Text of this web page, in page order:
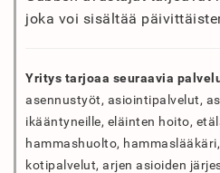
joka voi sisältää
Yritys tarjoaa seuraavia
asennustyöt, asiointipalvelut,
ikääntyneille, eläinten hoito,
hammashuolto,
kotipalvelut, arjen asioiden